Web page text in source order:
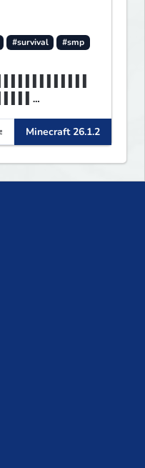
#survival
#smp
Minecraft 26.1.2